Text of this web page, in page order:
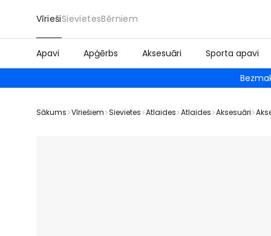
VīriešiSievietesBērniem
Apavi Apģērbs Aksesuāri Sporta apavi
Sākums Vīriešiem Sievietes Atlaides Atlaides Aksesuāri